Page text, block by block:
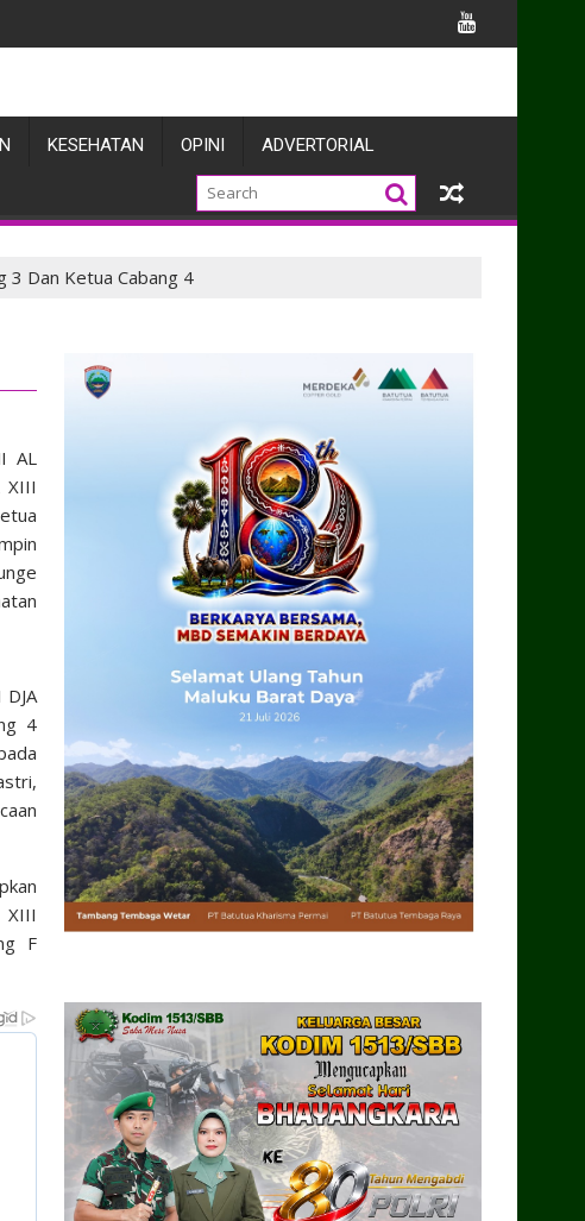
Perkuat Sinergi dengan Pers
KESEHATAN OPINI ADVERTORIAL
3 Dan Ketua Cabang 4
AL
XIII
4
XIII
F